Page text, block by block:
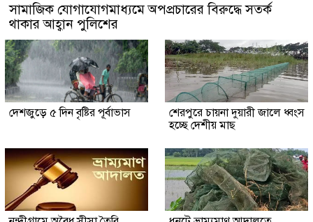
সামাজিক যোগাযোগমাধ্যমে অপপ্রচারের বিরুদ্ধে সতর্ক
থাকার আহ্বান পুলিশের
দেশজুড়ে ৫ দিন বৃষ্টির পূর্বাভাস
শেরপুরে চায়না দুয়ারী জালে ধ্বংস
হচ্ছে দেশীয় মাছ